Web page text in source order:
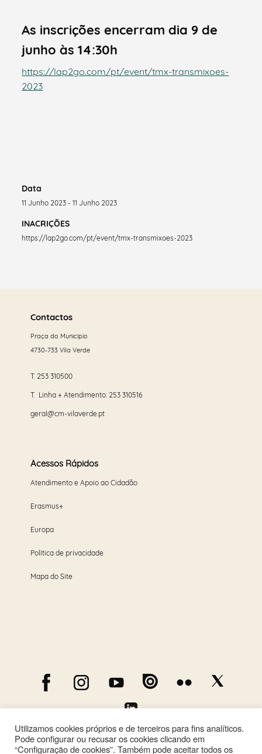
As inscrições encerram dia 9 de
junho às 14:30h
https://lap2go.com/pt/event/tmx-transmixoes-
2023
Data
11 Junho 2023 - 11 Junho 2023
INACRIÇÕES
https://lap2go.com/pt/event/tmx-transmixoes-2023
maisContactos
Praça do Município
4730-733 Vila Verde
T. 253 310500
T. Linha + Atendimento: 253 310516
geral@cm-vilaverde.pt
Acessos Rápidos
Atendimento e Apoio ao Cidadão
Erasmus+
Europa
Política de privacidade
Mapa do Site
Utilizamos cookies próprios e de terceiros para fins analíticos.
Pode configurar ou recusar os cookies clicando em
“Configuração de cookies”. Também pode aceitar todos os